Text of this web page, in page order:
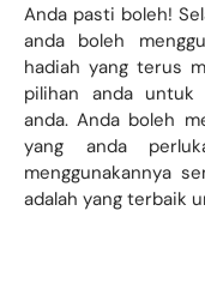
Anda pasti boleh!
anda boleh
hadiah yang terus
pilihan anda untuk
anda. Anda boleh
yang anda
menggunakannya
adalah yang terbaik